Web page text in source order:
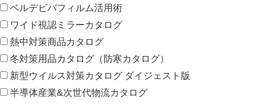
ベルデビバフィルム活用術
ワイド視認ミラーカタログ
熱中対策商品カタログ
冬対策用品カタログ（防寒カタログ）
新型ウイルス対策カタログ ダイジェスト版
半導体産業&次世代物流カタログ